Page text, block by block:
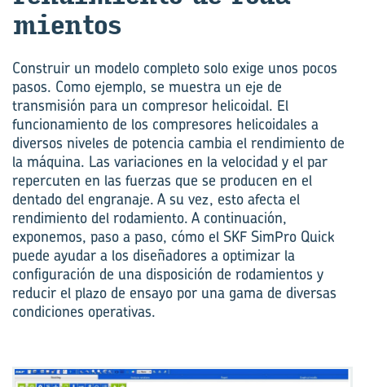
mien­tos
Construir un modelo completo solo exige unos pocos
pasos. Como ejemplo, se muestra un eje de
transmisión para un compresor helicoidal. El
funcionamiento de los compresores helicoidales a
diversos niveles de potencia cambia el rendimiento de
la máquina. Las variaciones en la velocidad y el par
repercuten en las fuerzas que se producen en el
dentado del engranaje. A su vez, esto afecta el
rendimiento del rodamiento. A continuación,
exponemos, paso a paso, cómo el SKF SimPro Quick
puede ayudar a los diseñadores a optimizar la
configuración de una disposición de rodamientos y
reducir el plazo de ensayo por una gama de diversas
condiciones operativas.